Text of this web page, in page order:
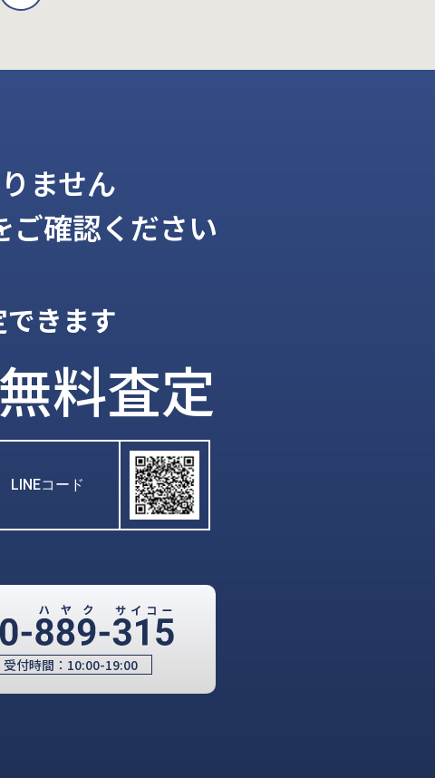
ません
ご確認ください
きます
料査定
LINEコード
受付時間： 10:00-19:00